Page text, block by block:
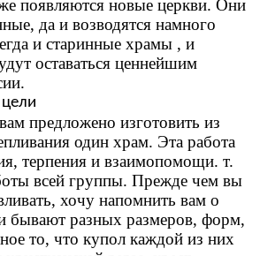
появляются новые церкви. Они
да и возводятся намного
и старинные храмы , и
оставаться ценнейшим
предложено изготовить из
один храм. Эта работа
терпения и взаимопомощи. т.
всей группы. Прежде чем вы
хочу напомнить вам о
бывают разных размеров, форм,
то, что купол каждой из них